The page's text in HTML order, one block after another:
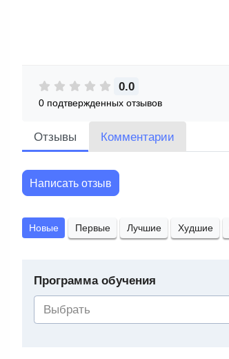
0.0
0 подтвержденных отзывов
Отзывы Комментарии
Написать отзыв
Новые Первые Лучшие Худшие
Программа обучения
Выбрать